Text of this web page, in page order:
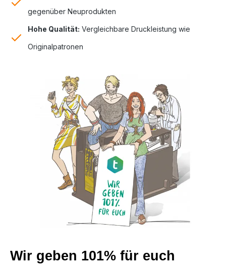
gegenüber Neuprodukten
Hohe Qualität: Vergleichbare Druckleistung wie
Originalpatronen
Wir geben 101% für euch